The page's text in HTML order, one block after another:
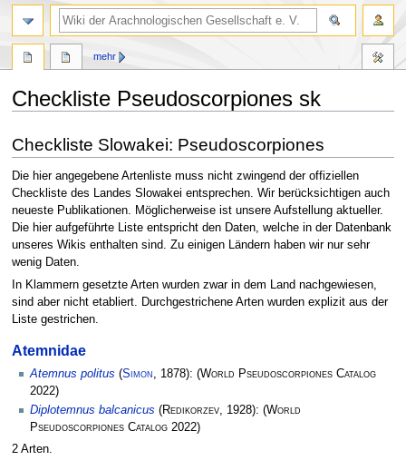
Checkliste Pseudoscorpiones sk
Navigation
springen
Suche
springen
Checkliste Slowakei: Pseudoscorpiones
Die hier angegebene Artenliste muss nicht zwingend der offiziellen
Checkliste des Landes Slowakei entsprechen. Wir berücksichtigen auch
neueste Publikationen. Möglicherweise ist unsere Aufstellung aktueller.
Die hier aufgeführte Liste entspricht den Daten, welche in der Datenbank
unseres Wikis enthalten sind. Zu einigen Ländern haben wir nur sehr
wenig Daten.
In Klammern gesetzte Arten wurden zwar in dem Land nachgewiesen,
sind aber nicht etabliert. Durchgestrichene Arten wurden explizit aus der
Liste gestrichen.
Atemnidae
Atemnus politus (Simon, 1878): (World Pseudoscorpiones Catalog
2022)
Diplotemnus balcanicus (Redikorzev , 1928): (World
Pseudoscorpiones Catalog 2022)
2 Arten.
mehr